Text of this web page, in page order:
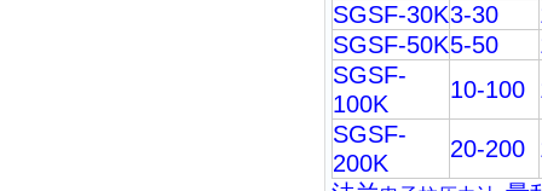
SGSF-30K3-30
SGSF-50K5-50
SGSF-
100K
10-100
SGSF-
200K
20-200